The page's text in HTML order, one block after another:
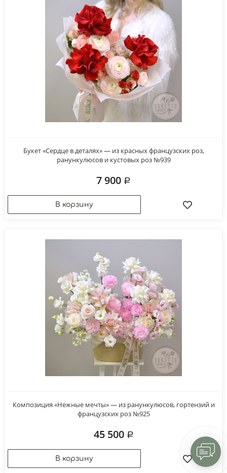
Букет «Сердце в деталях» — из красных французских роз,
ранункулюсов и кустовых роз №939
7 900
Композиция «Нежные мечты» — из ранункулюсов, гортензий и
французских роз №925
45 500